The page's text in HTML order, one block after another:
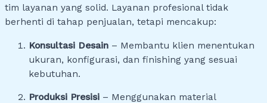
tim layanan yang solid. Layanan profesional tidak
berhenti di tahap penjualan, tetapi mencakup:
Konsultasi Desain – Membantu klien menentukan
ukuran, konfigurasi, dan finishing yang sesuai
kebutuhan.
Produksi Presisi – Menggunakan material